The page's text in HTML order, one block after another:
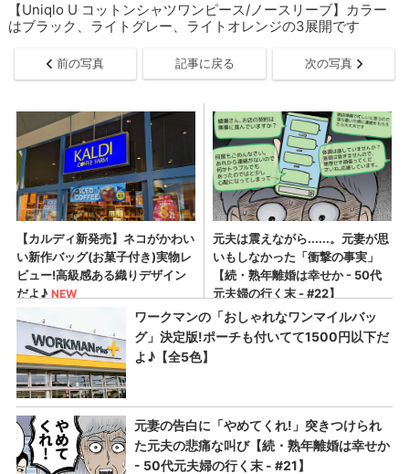
【Uniqlo U コットンシャツワンピース/ノースリーブ】カラー
はブラック、ライトグレー、ライトオレンジの3展開です
前の写真 記事に戻る 次の写真